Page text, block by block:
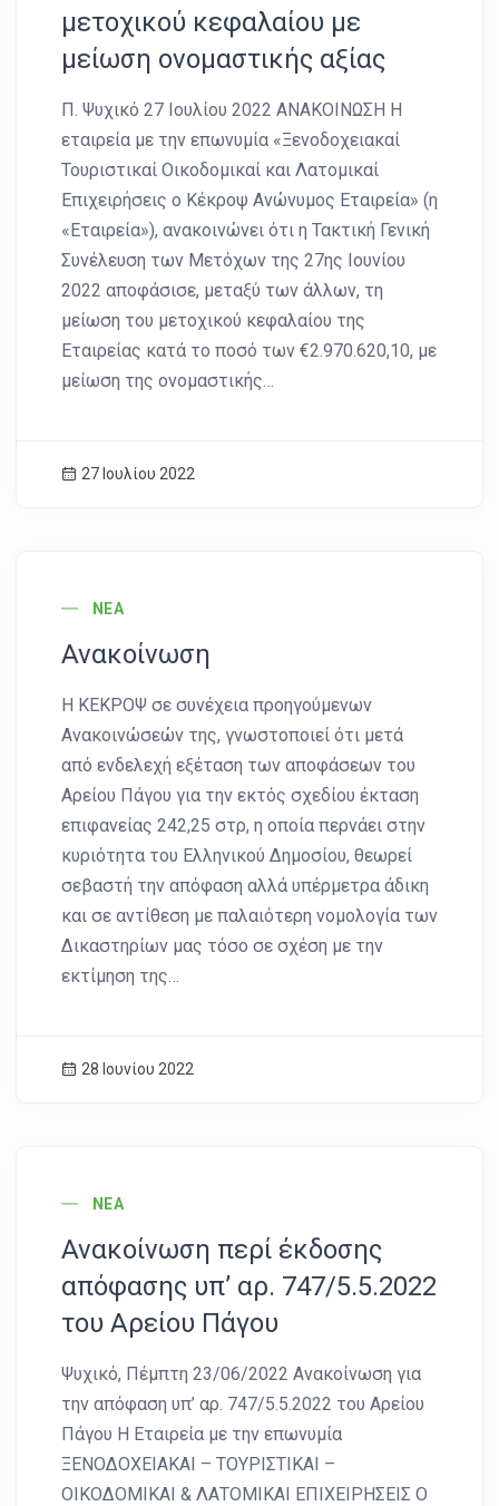
μετοχικού κεφαλαίου με
μείωση ονομαστικής αξίας
Π. Ψυχικό 27 Ιουλίου 2022 ΑΝΑΚΟΙΝΩΣΗ Η
εταιρεία με την επωνυμία «Ξενοδοχειακαί
Τουριστικαί Οικοδομικαί και Λατομικαί
Επιχειρήσεις ο Κέκροψ Ανώνυμος Εταιρεία» (η
«Εταιρεία»), ανακοινώνει ότι η Τακτική Γενική
Συνέλευση των Μετόχων της 27ης Ιουνίου
2022 αποφάσισε, μεταξύ των άλλων, τη
μείωση του μετοχικού κεφαλαίου της
Εταιρείας κατά το ποσό των €2.970.620,10, με
μείωση της ονομαστικής…
27 Ιουλίου 2022
ΝΈΑ
Ανακοίνωση
Η ΚΕΚΡΟΨ σε συνέχεια προηγούμενων
Ανακοινώσεών της, γνωστοποιεί ότι μετά
από ενδελεχή εξέταση των αποφάσεων του
Αρείου Πάγου για την εκτός σχεδίου έκταση
επιφανείας 242,25 στρ, η οποία περνάει στην
κυριότητα του Ελληνικού Δημοσίου, θεωρεί
σεβαστή την απόφαση αλλά υπέρμετρα άδικη
και σε αντίθεση με παλαιότερη νομολογία των
Δικαστηρίων μας τόσο σε σχέση με την
εκτίμηση της…
28 Ιουνίου 2022
ΝΈΑ
Ανακοίνωση περί έκδοσης
απόφασης υπ’ αρ. 747/5.5.2022
του Αρείου Πάγου
Ψυχικό, Πέμπτη 23/06/2022 Ανακοίνωση για
την απόφαση υπ’ αρ. 747/5.5.2022 του Αρείου
Πάγου Η Εταιρεία με την επωνυμία
ΞΕΝΟΔΟΧΕΙΑΚΑΙ – ΤΟΥΡΙΣΤΙΚΑΙ –
ΟΙΚΟΔΟΜΙΚΑΙ & ΛΑΤΟΜΙΚΑΙ ΕΠΙΧΕΙΡΗΣΕΙΣ Ο